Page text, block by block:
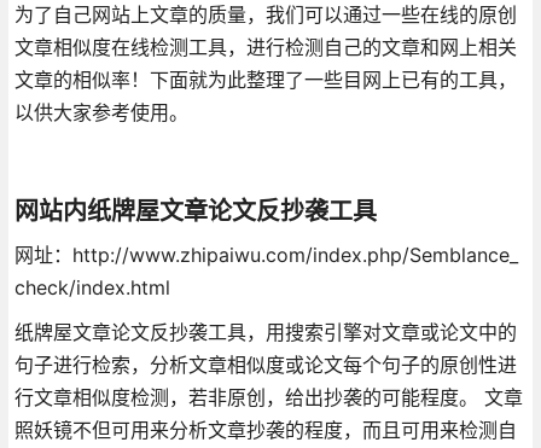
为了自己网站上文章的质量，我们可以通过一些在线的原创
文章相似度在线检测工具，进行检测自己的文章和网上相关
文章的相似率！下面就为此整理了一些目网上已有的工具，
以供大家参考使用。
网站内纸牌屋文章论文反抄袭工具
网址：http://www.zhipaiwu.com/index.php/Semblance_
check/index.html
纸牌屋文章论文反抄袭工具，用搜索引擎对文章或论文中的
句子进行检索，分析文章相似度或论文每个句子的原创性进
行文章相似度检测，若非原创，给出抄袭的可能程度。 文章
照妖镜不但可用来分析文章抄袭的程度，而且可用来检测自